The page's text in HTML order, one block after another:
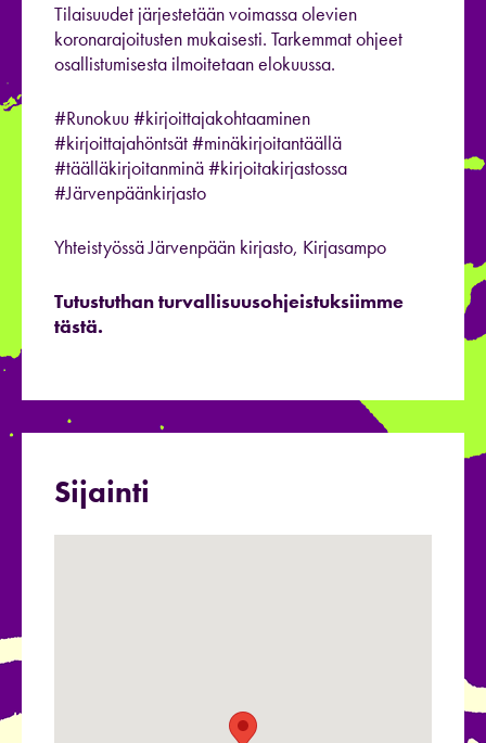
Tilaisuudet järjestetään voimassa olevien
koronarajoitusten mukaisesti. Tarkemmat ohjeet
osallistumisesta ilmoitetaan elokuussa.
#Runokuu #kirjoittajakohtaaminen
#kirjoittajahöntsät #minäkirjoitantäällä
#täälläkirjoitanminä #kirjoitakirjastossa
#Järvenpäänkirjasto
Yhteistyössä Järvenpään kirjasto, Kirjasampo
Tutustuthan turvallisuusohjeistuksiimme
tästä.
Sijainti